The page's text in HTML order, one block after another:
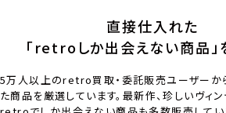
直接仕入れた
「retroしか出会えない商品」
5万人以上のretro買取・委託販売ユーザーか
た商品を厳選しています。最新作、珍しいヴィ